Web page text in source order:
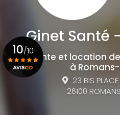
Vente et location
à
23 BIS
26100
10/10